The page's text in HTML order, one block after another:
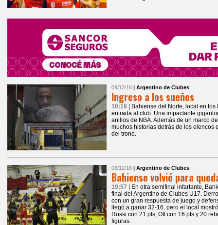
09/12/18 | Argentino de Clubes
Ingreso a los sueños
10:18
| Bahiense del Norte, local en
entrada al club. Una impactante
anillos de NBA. Además de un marco
muchos historias detrás de los elencos
del trono.
08/12/18 | Argentino de Clubes
Bahiense volvió para
19:57
| En otra semifinal infartante,
final del Argentino de Clubes U17.
con un gran respuesta de juego y
llegó a ganar 32-16, pero el local
Rossi con 21 pts, Ott con 16 pts y 20
figuras.